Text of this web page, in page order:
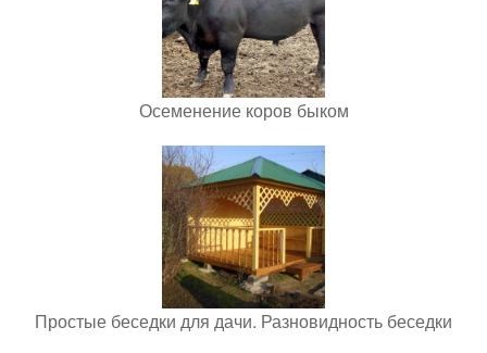
Осеменение коров быком
Простые беседки для дачи. Разновидность беседки